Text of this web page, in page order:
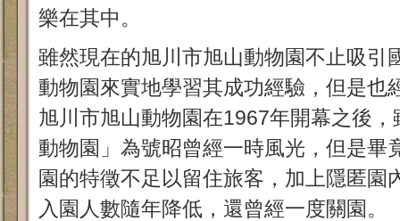
樂在其中。
雖然現在的旭川市旭山動物園不止吸引
動物園來實地學習其成功經驗，但是也
旭川市旭山動物園在1967年開幕之後
動物園」為號昭曾經一時風光，但是畢
園的特徵不足以留住旅客，加上隱匿園
入園人數隨年降低，還曾經一度關園。